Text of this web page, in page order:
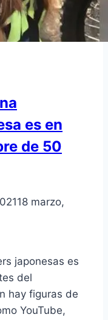
es en
de 50
18 marzo,
japonesas es
del
hay figuras de
YouTube,